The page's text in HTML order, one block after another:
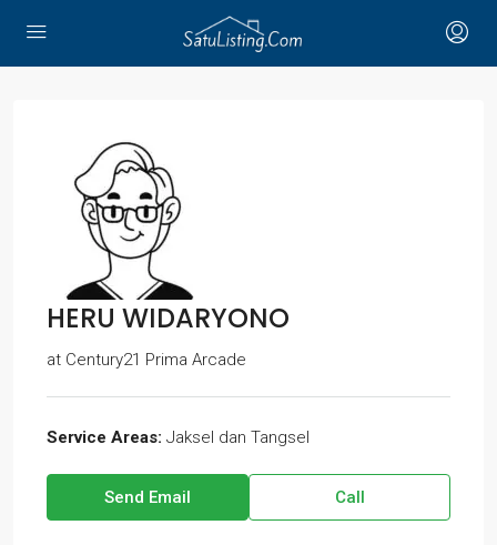
HERU WIDARYONO
at Century21 Prima Arcade
Service Areas: Jaksel dan Tangsel
Send Email Call